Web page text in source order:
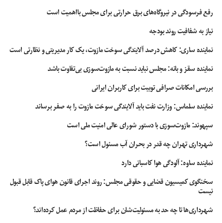
رفع فرسودگی در نیروگاه‌های برق حرارتی برای مجلس بااهمیت است
نیاز به شفافیت روند بودجه
نماینده ساری: کاهش درصد آلایندگی سوخت مازوت، یک کار مدیریتی و نظارتی است
نماینده سقز و بانه: مجلس نباید نسبت به مازوت‌سوزی بی‌تفاوت باشد
بررسی امکانات صرافی توبیت برای کاربران ایرانی
نماینده سلماس: وزارت نفت باید آلایندگی سوخت مازوت را به صفر برساند
سپهوند:‌ مازوت‌سوزی با دستور شورای عالی امنیت ملی است
شهرداری تهران چه قدر در بحران آب مسئول است؟
نماینده ساوه: آلودگی هوا کاسبانی دارد
سخنگوی کمیسیون قضایی و حقوقی مجلس: روند اجرای قانون هوای پاک قابل قبول
نیست
شهرداری‌ها تا چه حد به مسئولیت‌شان برای حفاظت از مردم عمل کرده‌اند؟